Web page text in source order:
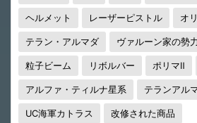
ヘルメット レーザーピストル オ
テラン・アルマダ ヴァルーン家の勢
粒子ビーム リボルバー ポリマⅡ
アルファ・ティルナ星系 テランアル
UC海軍カトラス 改修された商品